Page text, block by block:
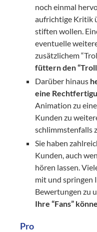
noch einmal
aufrichtige Kritik
stiften wollen.
eventuelle
zusätzlichem
füttern den
Darüber hinaus
eine
Animation zu
Kunden zu
schlimmstenfalls
Sie haben
Kunden, auch
hören lassen.
mit und springen
Bewertungen zu
Ihre “Fans”
Pro